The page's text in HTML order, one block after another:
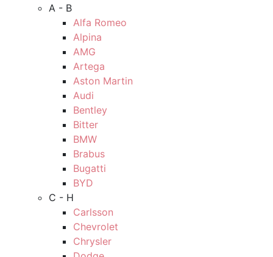
A - B
Alfa Romeo
Alpina
AMG
Artega
Aston Martin
Audi
Bentley
Bitter
BMW
Brabus
Bugatti
BYD
C - H
Carlsson
Chevrolet
Chrysler